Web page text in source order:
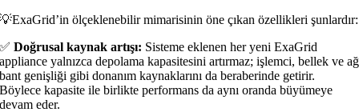
💡ExaGrid’in ölçeklenebilir mimarisinin öne çıkan özellikleri şunlardır:
✅Doğrusal kaynak artışı: Sisteme eklenen her yeni ExaGrid
appliance yalnızca depolama kapasitesini artırmaz; işlemci, bellek ve ağ
bant genişliği gibi donanım kaynaklarını da beraberinde getirir.
Böylece kapasite ile birlikte performans da aynı oranda büyümeye
devam eder.